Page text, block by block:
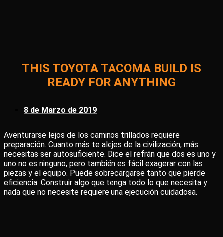
THIS TOYOTA TACOMA BUILD IS
READY FOR ANYTHING
8 de Marzo de 2019
Aventurarse lejos de los caminos trillados requiere
preparación. Cuanto más te alejes de la civilización, más
necesitas ser autosuficiente. Dice el refrán que dos es uno y
uno no es ninguno, pero también es fácil exagerar con las
piezas y el equipo. Puede sobrecargarse tanto que pierde
eficiencia. Construir algo que tenga todo lo que necesita y
nada que no necesite requiere una ejecución cuidadosa.